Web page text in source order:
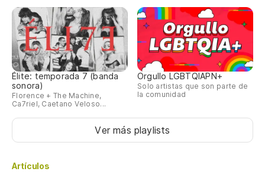
Élite: temporada 7 (banda
sonora)
Florence + The Machine,
Ca7riel, Caetano Veloso...
Orgullo LGBTQIAPN+
Solo artistas que son parte de
la comunidad
Ver más playlists
Artículos